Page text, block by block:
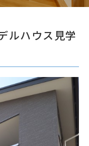
ルハウス見学